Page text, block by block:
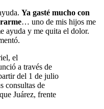
Ya gasté mucho con
… uno de mis hijos me
ayuda y me quita el dolor.
el
a través de
del 1 de julio
consultas de
Juárez, frente